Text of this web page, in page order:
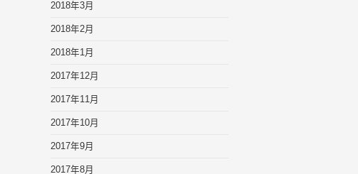
2018年3月
2018年2月
2018年1月
2017年12月
2017年11月
2017年10月
2017年9月
2017年8月